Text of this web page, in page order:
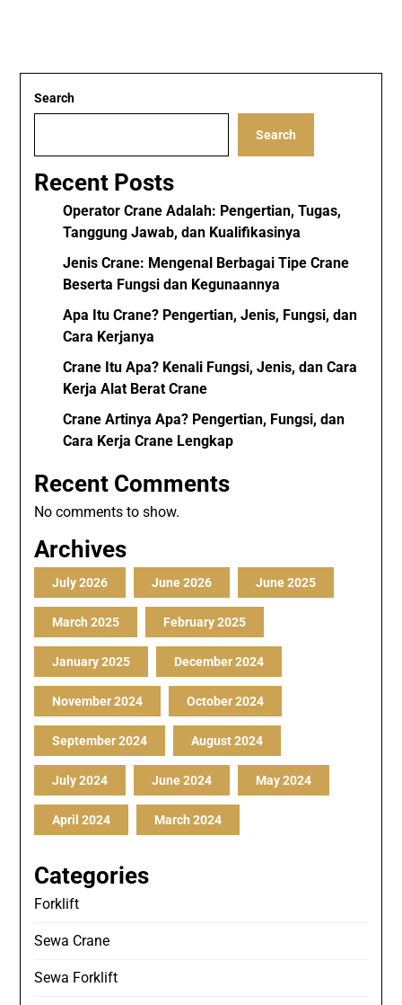
Search
Search
Recent Posts
Operator Crane Adalah: Pengertian, Tugas,
Tanggung Jawab, dan Kualifikasinya
Jenis Crane: Mengenal Berbagai Tipe Crane
Beserta Fungsi dan Kegunaannya
Apa Itu Crane? Pengertian, Jenis, Fungsi, dan
Cara Kerjanya
Crane Itu Apa? Kenali Fungsi, Jenis, dan Cara
Kerja Alat Berat Crane
Crane Artinya Apa? Pengertian, Fungsi, dan
Cara Kerja Crane Lengkap
Recent Comments
No comments to show.
Archives
July 2026 June 2026 June 2025
March 2025 February 2025
January 2025 December 2024
November 2024 October 2024
September 2024 August 2024
July 2024 June 2024 May 2024
April 2024 March 2024
Categories
Forklift
Sewa Crane
Sewa Forklift